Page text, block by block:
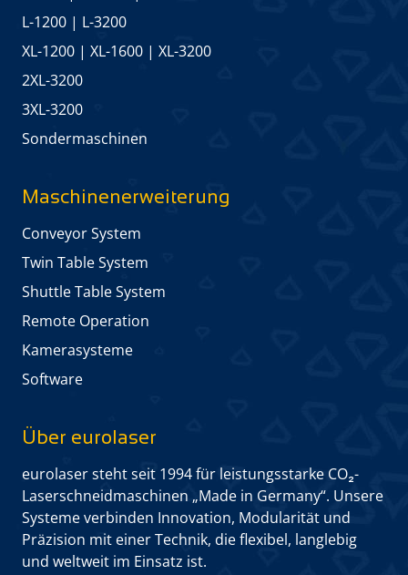
L-1200 | L-3200
XL-1200 | XL-1600 | XL-3200
2XL-3200
3XL-3200
Sonder­maschinen
Maschinen­erweiterung
Conveyor System
Twin Table System
Shuttle Table System
Remote Operation
Kamera­systeme
Software
Über eurolaser
eurolaser steht seit 1994 für leistungs­starke CO₂-
Laserschneid­maschinen „Made in Germany“. Unsere
Systeme verbinden Innovation, Modularität und
Präzision mit einer Technik, die flexibel, langlebig
und weltweit im Einsatz ist.